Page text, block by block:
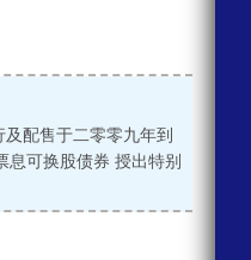
配售于二零零九年到
可换股债券 授出特别